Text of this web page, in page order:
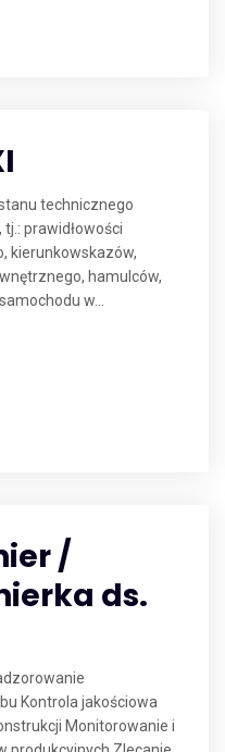
technicznego
prawidłowości
kierunkowskazów,
hamulców,
w...
/
ds.
Kontrola jakościowa
Monitorowanie i